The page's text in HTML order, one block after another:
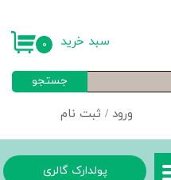
ورود / ثبت نام
جستجو
۰ سبد خرید
پولدارک گالری